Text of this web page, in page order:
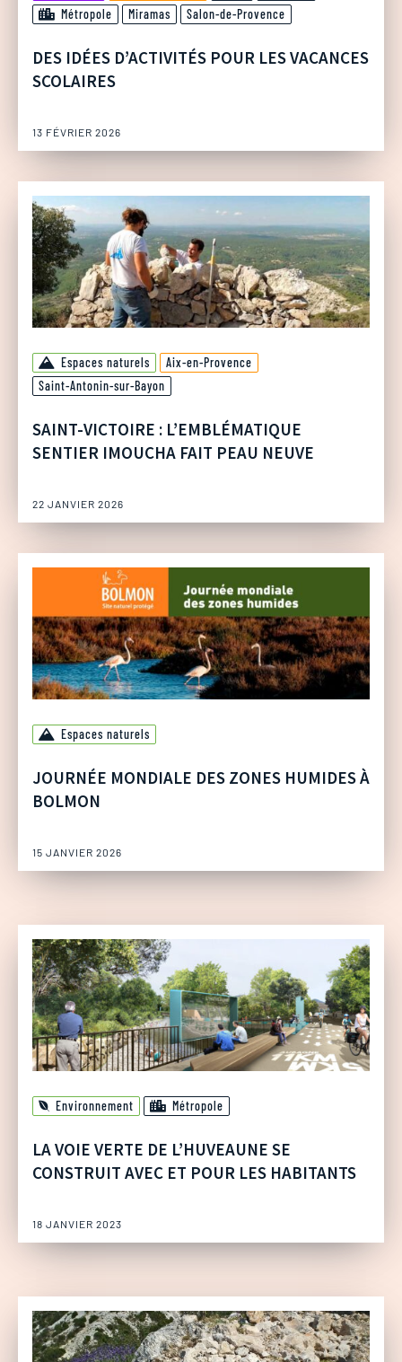
Métropole
Miramas Salon-de-Provence
DES IDÉES D’ACTIVITÉS POUR LES VACANCES
SCOLAIRES
13 FÉVRIER 2026
Espaces naturels
Aix-en-Provence
Saint-Antonin-sur-Bayon
SAINT-VICTOIRE : L’EMBLÉMATIQUE
SENTIER IMOUCHA FAIT PEAU NEUVE
22 JANVIER 2026
Espaces naturels
JOURNÉE MONDIALE DES ZONES HUMIDES À
BOLMON
15 JANVIER 2026
Environnement Métropole
LA VOIE VERTE DE L’HUVEAUNE SE
CONSTRUIT AVEC ET POUR LES HABITANTS
18 JANVIER 2023